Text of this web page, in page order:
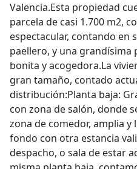
Valencia.Esta propiedad
parcela de casi 1.700 m2,
espectacular, contando en
paellero, y una grandísima
bonita y acogedora.La
gran tamaño, contado
distribución:Planta baja:
con zona de salón, donde
zona de comedor, amplia
fondo con otra estancia
despacho, o sala de estar